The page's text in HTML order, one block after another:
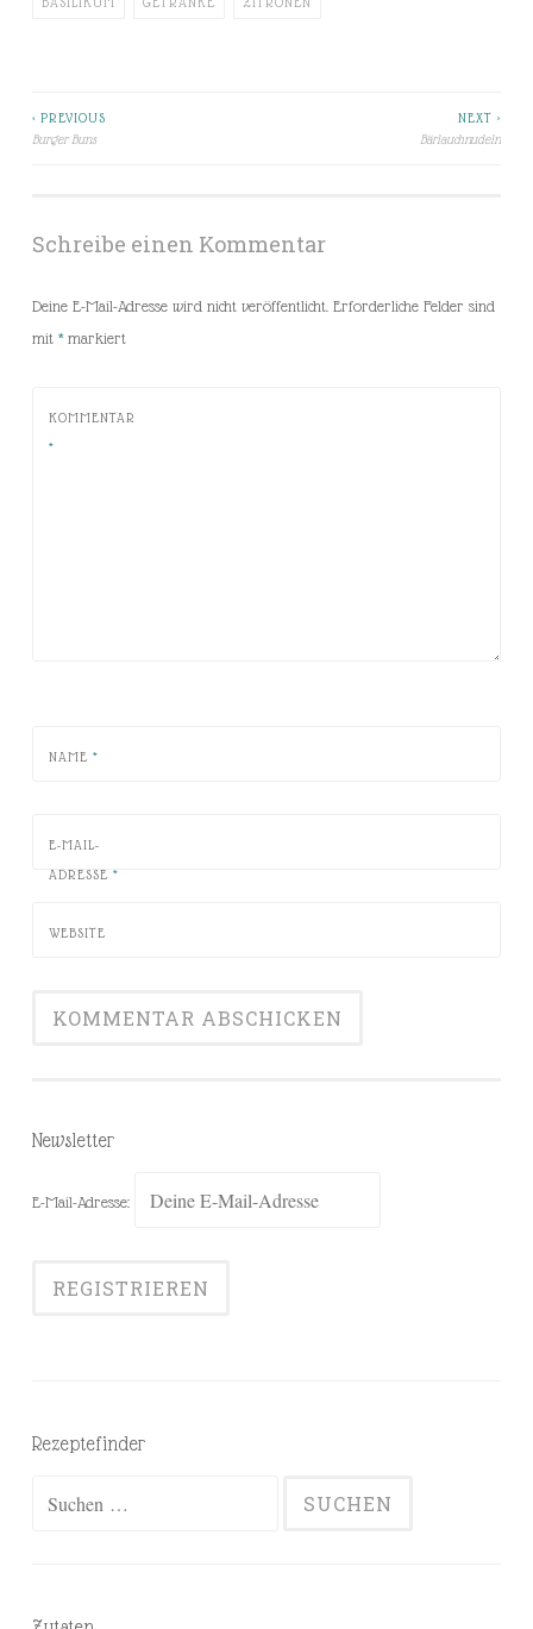
BASILIKUM GETRÄNKE ZITRONEN
Beitragsnavigation
< PREVIOUS
Burger Buns
NEXT >
Bärlauchnudeln
Schreibe einen Kommentar
Deine E-Mail-Adresse wird nicht veröffentlicht. Erforderliche Felder sind
mit *markiert
KOMMENTAR
*
NAME *
E-MAIL-
ADRESSE *
WEBSITE
Newsletter
E-Mail-Adresse:
Rezeptefinder